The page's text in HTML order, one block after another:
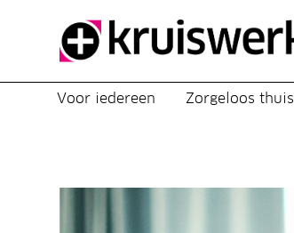
Direct door naar content
Voor iedereen Zorgeloos thuis